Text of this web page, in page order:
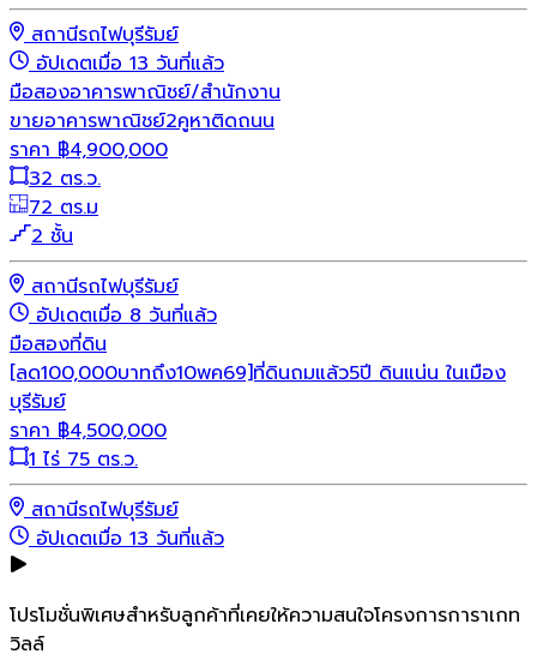
สถานีรถไฟบุรีรัมย์
อัปเดตเมื่อ 13 วันที่แล้ว
มือสองอาคารพาณิชย์/สำนักงาน
ขายอาคารพาณิชย์2คูหาติดถนน
ราคา ฿4,900,000
32 ตร.ว.
72 ตร.ม
2 ชั้น
สถานีรถไฟบุรีรัมย์
อัปเดตเมื่อ 8 วันที่แล้ว
มือสองที่ดิน
[ลด100,000บาทถึง10พค69]ที่ดินถมแล้ว5ปี ดินแน่น ในเมือง
บุรีรัมย์
ราคา ฿4,500,000
1 ไร่ 75 ตร.ว.
สถานีรถไฟบุรีรัมย์
อัปเดตเมื่อ 13 วันที่แล้ว
โปรโมชั่นพิเศษสำหรับลูกค้าที่เคยให้ความสนใจโครงการการาเกท
วิลล์